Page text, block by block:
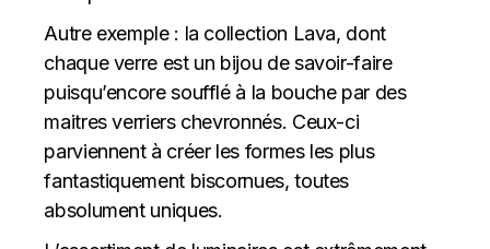
Autre exemple : la collection Lava, dont
chaque verre est un bijou de savoir-faire
puisqu’encore soufflé à la bouche par des
maitres verriers chevronnés. Ceux-ci
parviennent à créer les formes les plus
fantastiquement biscornues, toutes
absolument uniques.